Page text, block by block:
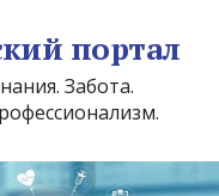
портал
Забота.